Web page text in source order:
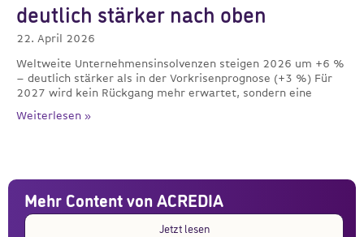
deutlich stärker nach oben
22. April 2026
Weltweite Unternehmensinsolvenzen steigen 2026 um +6 %
– deutlich stärker als in der Vorkrisenprognose (+3 %) Für
2027 wird kein Rückgang mehr erwartet, sondern eine
Weiterlesen »
Mehr Content von ACREDIA
Jetzt lesen